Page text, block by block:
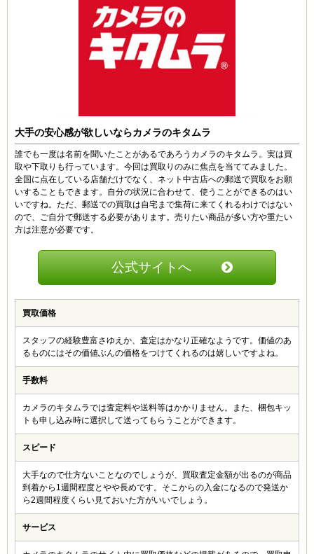
大手の安心感が欲しいならカメラのキタムラ
誰でも一度は名前を聞いたことがあるであろうカメラのキタムラ。実は買
取や下取りも行っています。今回は買取りのみに焦点を当ててみました。
全国に点在している店舗だけでなく、ネット中古店への郵送で買取をお願
いすることもできます。自分の状況に合わせて、使うことができるのはい
いですね。ただ、郵送での買取は自宅まで集荷に来てくれるわけではない
ので、ご自分で郵送する必要があります。売りたい商品が多い方や重たい
方は注意が必要です。
公式サイトへ
買取価格
スタッフの経験豊富さゆえか、査定はかなり正確なようです。価値のあ
るものにはその価値ぶんの価格をつけてくれるのは嬉しいですよね。
手数料
カメラのキタムラでは査定料や送料等はかかりません。また、梱包キッ
トも申し込み時に選択して送ってもらうことができます。
スピード
大手なので仕方ないことなのでしょうが、買取査定金額が出るのが商品
到着から1週間程度とやや長めです。そこからの入金になるので発送か
ら2週間程度くらい見ておいた方がいいでしょう。
サービス